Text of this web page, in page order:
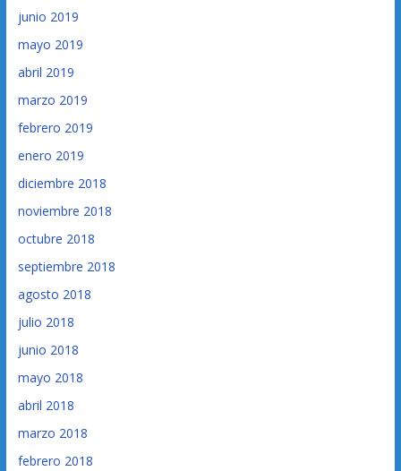
junio 2019
mayo 2019
abril 2019
marzo 2019
febrero 2019
enero 2019
diciembre 2018
noviembre 2018
octubre 2018
septiembre 2018
agosto 2018
julio 2018
junio 2018
mayo 2018
abril 2018
marzo 2018
febrero 2018